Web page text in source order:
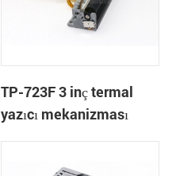
TP-723F 3 inç termal
yazıcı mekanizması